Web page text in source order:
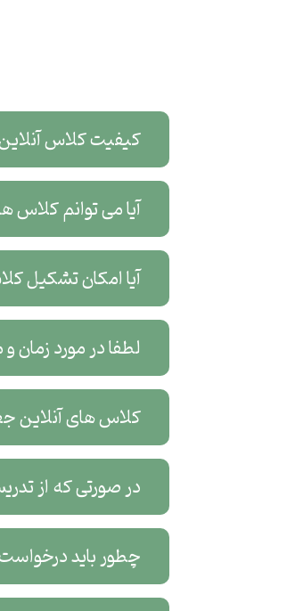
کیفیت کلاس
آیا می توانم کلاس
آیا امکان تشکیل
لطفا در مورد
کلاس های آنلاین
در صورتی که از
چطور باید